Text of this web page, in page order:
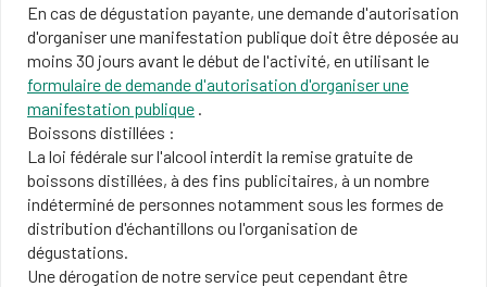
En cas de dégustation payante, une demande d'autorisation
d'organiser une manifestation publique doit être déposée au
moins 30 jours avant le début de l'activité, en utilisant le
formulaire de demande d'autorisation d'organiser une
manifestation publique .
Boissons distillées :
La loi fédérale sur l'alcool interdit la remise gratuite de
boissons distillées, à des fins publicitaires, à un nombre
indéterminé de personnes notamment sous les formes de
distribution d'échantillons ou l'organisation de
dégustations.
Une dérogation de notre service peut cependant être